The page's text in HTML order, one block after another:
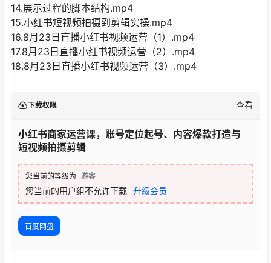
14.展示过程的脚本结构.mp4
15.小红书短视频拍摄到剪辑实操.mp4
16.8月23日直播小红书视频运营（1）.mp4
17.8月23日直播小红书视频运营（2）.mp4
18.8月23日直播小红书视频运营（3）.mp4
下载权限 查看
小红书商家运营课，账号定位起号、内容爆款打造与
短视频拍摄剪辑
您当前的等级为 游客
您当前的用户组不允许下载 升级会员
百度网盘